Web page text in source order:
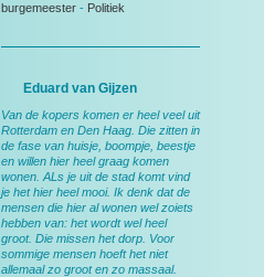
burgemeester - Politiek
Eduard van Gijzen
Van de kopers komen er heel veel uit
Rotterdam en Den Haag. Die zitten in
de fase van huisje, boompje, beestje
en willen hier heel graag komen
wonen. ALs je uit de stad komt vind
je het hier heel mooi. Ik denk dat de
mensen die hier al wonen wel zoiets
hebben van: het wordt wel heel
groot. Die missen het dorp. Voor
sommige mensen hoeft het niet
allemaal zo groot en zo massaal.